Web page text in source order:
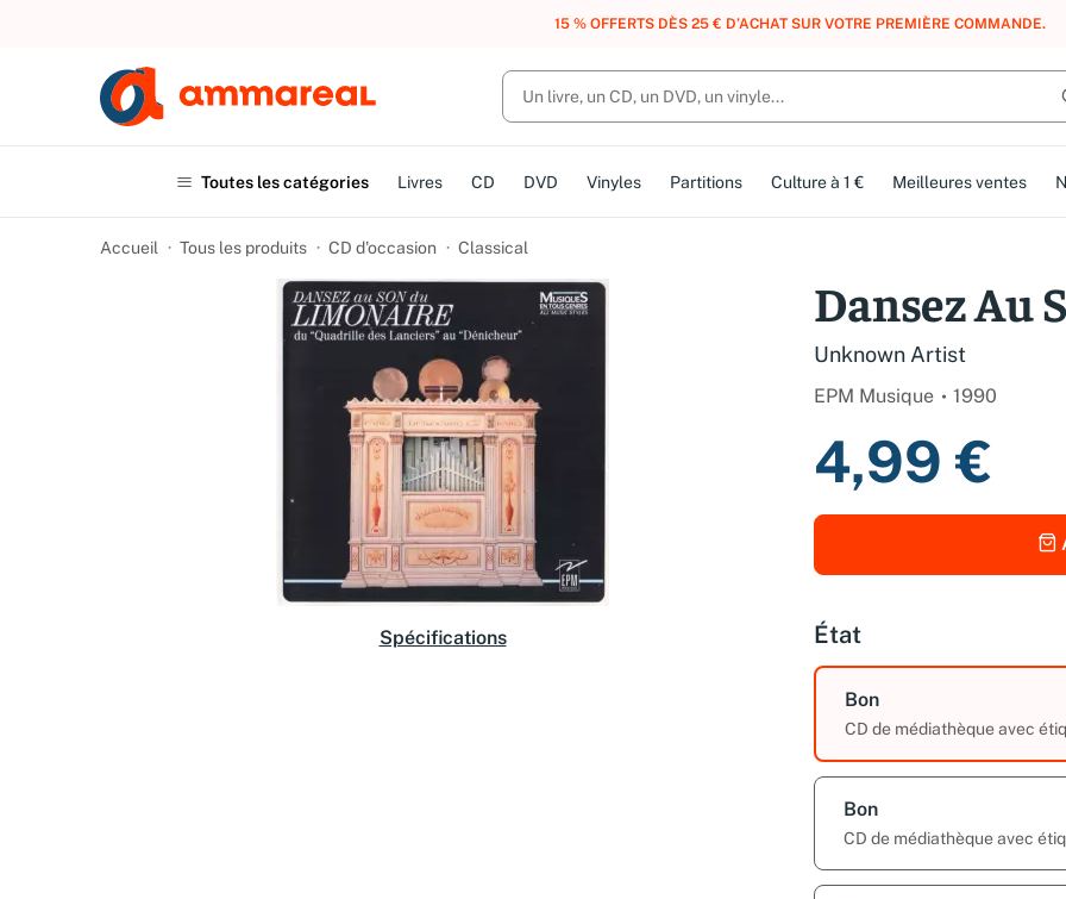
UN ACHAT, DES POINTS, DES RÉCOMPENSES :REJOIGNEZ GRATUITEMENT LE CLUB
Toutes les catégories Livres CD DVD Vinyles Partitions Culture à 1 € Meilleures ventes
Accueil Tous les produits CD d'occasion Classical
Spécifications
Dansez Au
Unknown Artist
EPM Musique 1990
4,99 €
État
Bon
CD de médiathèque avec
Bon
CD de médiathèque avec